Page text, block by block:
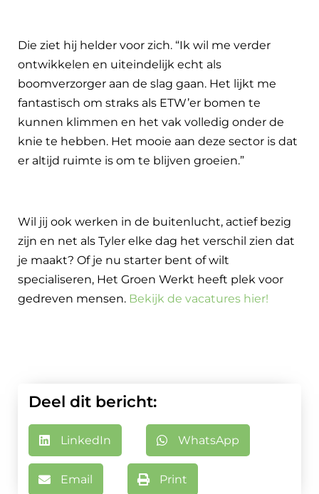
Die ziet hij helder voor zich. “Ik wil me verder
ontwikkelen en uiteindelijk echt als
boomverzorger aan de slag gaan. Het lijkt me
fantastisch om straks als ETW’er bomen te
kunnen klimmen en het vak volledig onder de
knie te hebben. Het mooie aan deze sector is dat
er altijd ruimte is om te blijven groeien.”
Wil jij ook werken in de buitenlucht, actief bezig
zijn en net als Tyler elke dag het verschil zien dat
je maakt? Of je nu starter bent of wilt
specialiseren, Het Groen Werkt heeft plek voor
gedreven mensen. Bekijk de vacatures hier!
Deel dit bericht:
LinkedIn WhatsApp
Email Print